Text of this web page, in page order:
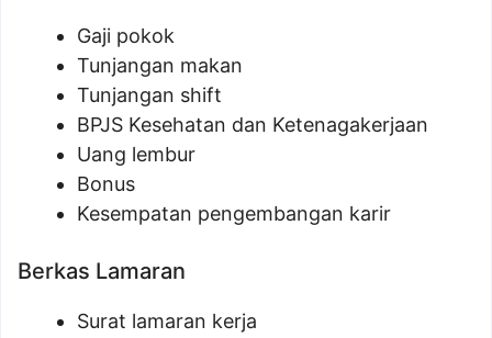
Gaji pokok
Tunjangan makan
Tunjangan shift
BPJS Kesehatan dan Ketenagakerjaan
Uang lembur
Bonus
Kesempatan pengembangan karir
Berkas Lamaran
Surat lamaran kerja